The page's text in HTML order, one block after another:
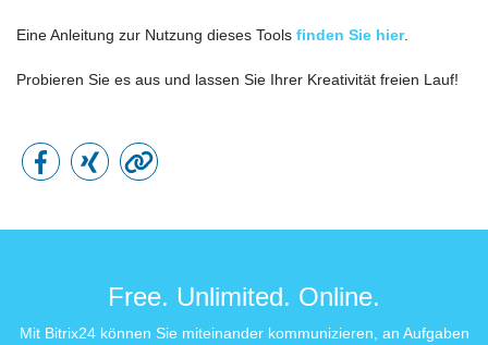
Eine Anleitung zur Nutzung dieses Tools finden Sie hier.
Probieren Sie es aus und lassen Sie Ihrer Kreativität freien Lauf!
Free. Unlimited. Online.
Mit Bitrix24 können Sie miteinander kommunizieren, an Aufgaben